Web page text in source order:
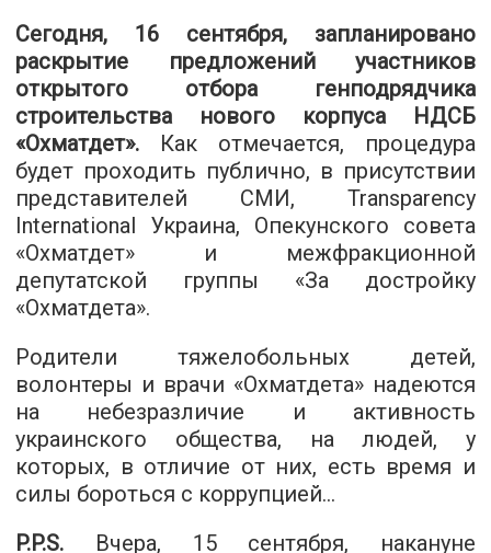
Сегодня, 16 сентября, запланировано
раскрытие предложений участников
открытого отбора генподрядчика
строительства нового корпуса НДСБ
«Охматдет». Как отмечается, процедура
будет проходить публично, в присутствии
представителей СМИ, Transparency
International Украина, Опекунского совета
«Охматдет» и межфракционной
депутатской группы «За достройку
«Охматдета».
Родители тяжелобольных детей,
волонтеры и врачи «Охматдета» надеются
на небезразличие и активность
украинского общества, на людей, у
которых, в отличие от них, есть время и
силы бороться с коррупцией...
P.P.S. Вчера, 15 сентября, накануне